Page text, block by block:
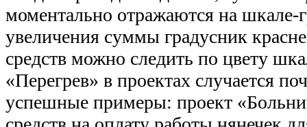
моментально отражаются на шкале-
увеличения суммы градусник
средств можно следить по цвету
«Перегрев» в проектах случается
успешные примеры: проект